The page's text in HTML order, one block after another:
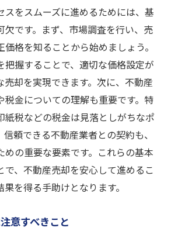
スをスムーズに進めるためには、基
欠です。まず、市場調査を行い、売
格を知ることから始めましょう。
把握することで、適切な価格設定が
売却を実現できます。次に、不動産
税金についての理解も重要です。特
紙税などの税金は見落としがちなポ
頼できる不動産業者との契約も、
めの重要な要素です。これらの基本
で、不動産売却を安心して進めるこ
を得る手助けとなります。
意すべきこと